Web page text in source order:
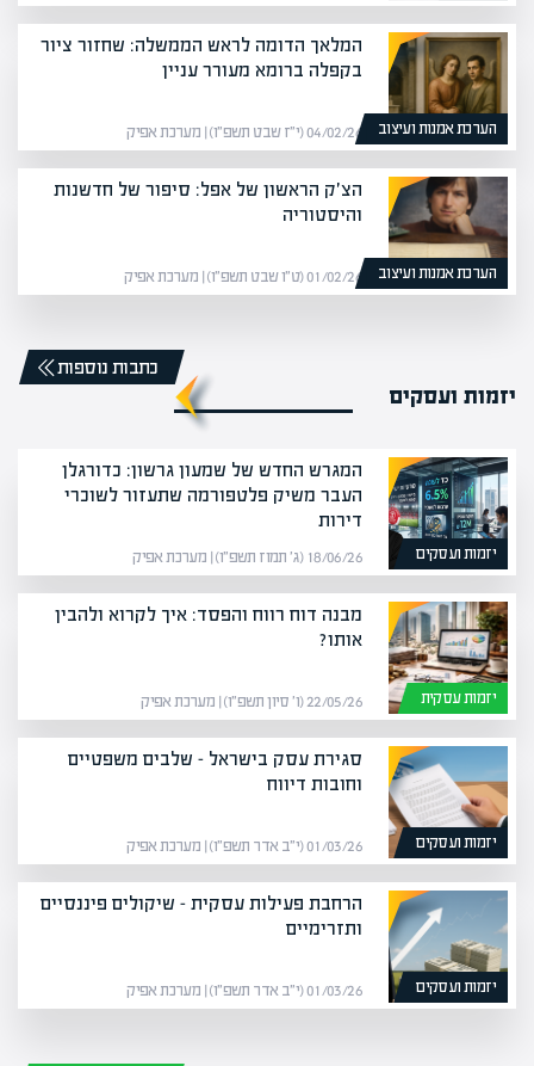
הערכת אמנות ועיצוב
המלאך הדומה לראש הממשלה: שחזור ציור
בקפלה ברומא מעורר עניין
04/02/26 (י״ז שבט תשפ״ו) | מערכת אפיק
הערכת אמנות ועיצוב
הצ׳ק הראשון של אפל: סיפור של חדשנות
והיסטוריה
01/02/26 (ט״ו שבט תשפ״ו) | מערכת אפיק
יזמות ועסקים
כתבות נוספות
יזמות ועסקים
המגרש החדש של שמעון גרשון: כדורגלן
העבר משיק פלטפורמה שתעזור לשוכרי
דירות
18/06/26 (ג׳ תמוז תשפ״ו) | מערכת אפיק
יזמות עסקית
מבנה דוח רווח והפסד: איך לקרוא ולהבין
אותו?
22/05/26 (ו׳ סיון תשפ״ו) | מערכת אפיק
יזמות ועסקים
סגירת עסק בישראל – שלבים משפטיים
וחובות דיווח
01/03/26 (י״ב אדר תשפ״ו) | מערכת אפיק
יזמות ועסקים
הרחבת פעילות עסקית – שיקולים פיננסיים
ותזרימיים
01/03/26 (י״ב אדר תשפ״ו) | מערכת אפיק